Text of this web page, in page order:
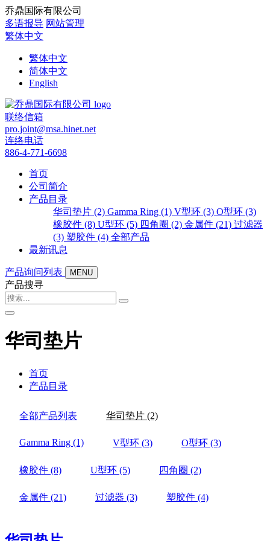
乔鼎国际有限公司
多语报导 网站管理
繁体中文
繁体中文
简体中文
English
联络信箱
pro.joint@msa.hinet.net
连络电话
886-4-771-6698
首页
公司简介
产品目录
华司垫片 (2) Gamma Ring (1) V型环 (3) O型环 (3)
橡胶件 (8) U型环 (5) 四角圈 (2) 金属件 (21) 过滤器
(3) 塑胶件 (4) 全部产品
最新讯息
产品询问列表 MENU
产品搜寻
华司垫片
首页
产品目录
全部产品列表 华司垫片 (2)
Gamma Ring (1) V型环 (3) O型环 (3)
橡胶件 (8) U型环 (5) 四角圈 (2)
金属件 (21) 过滤器 (3) 塑胶件 (4)